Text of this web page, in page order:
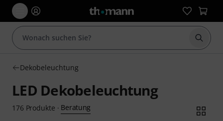
Suche
Dekobeleuchtung
LED Dekobeleuchtung
176 Produkte · Beratung